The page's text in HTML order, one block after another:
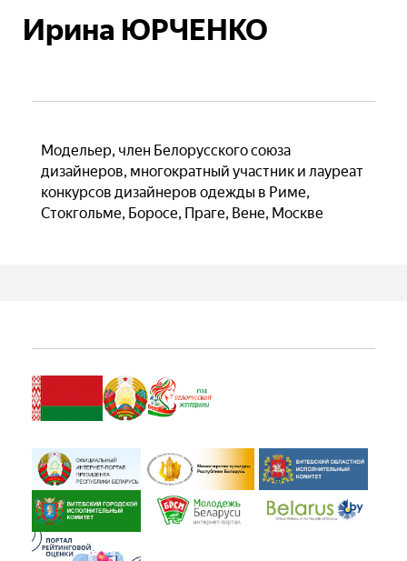
Ирина ЮРЧЕНКО
Модельер, член Белорусского союза
дизайнеров, многократный участник и лауреат
конкурсов дизайнеров одежды в Риме,
Стокгольме, Боросе, Праге, Вене, Москве